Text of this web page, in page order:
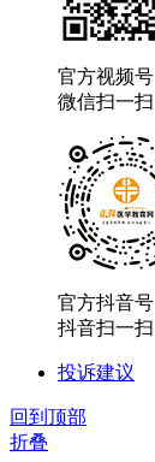
官方视频号
微信扫一扫
官方抖音号
抖音扫一扫
投诉建议
回到顶部
折叠